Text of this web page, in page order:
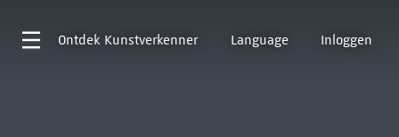
Ontdek Kunstverkenner Language Inloggen